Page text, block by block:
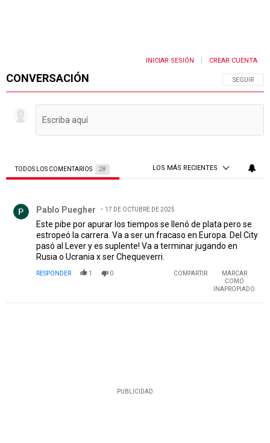
CONVERSACIÓN SIGA ESTA
SEGUIR
INICIAR SESIÓN CREAR CUENTA
TODOS LOS COMENTARIOS 28 LOS MÁS RECIENTES
Pablo Puegher 17 DE OCTUBRE DE 2025
Este pibe por apurar los tiempos se llenó de plata pero se
estropeó la carrera. Va a ser un fracaso en Europa. Del City
pasó al Lever y es suplente! Va a terminar jugando en
Rusia o Ucrania x ser Chequeverri.
RESPONDER 1 0 COMPARTIR
MARCAR
COMO
INAPROPIADO
PUBLICIDAD